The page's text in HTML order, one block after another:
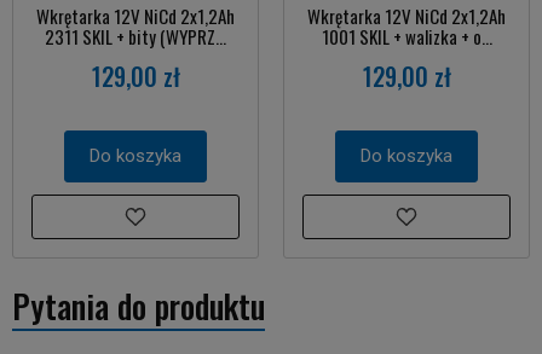
Wkrętarka 12V NiCd 2x1,2Ah
2311 SKIL + bity (WYPRZ...
129,00 zł
Do koszyka
Wkrętarka 12V NiCd 2x1,2Ah
1001 SKIL + walizka + o...
129,00 zł
Do koszyka
Pytania do produktu